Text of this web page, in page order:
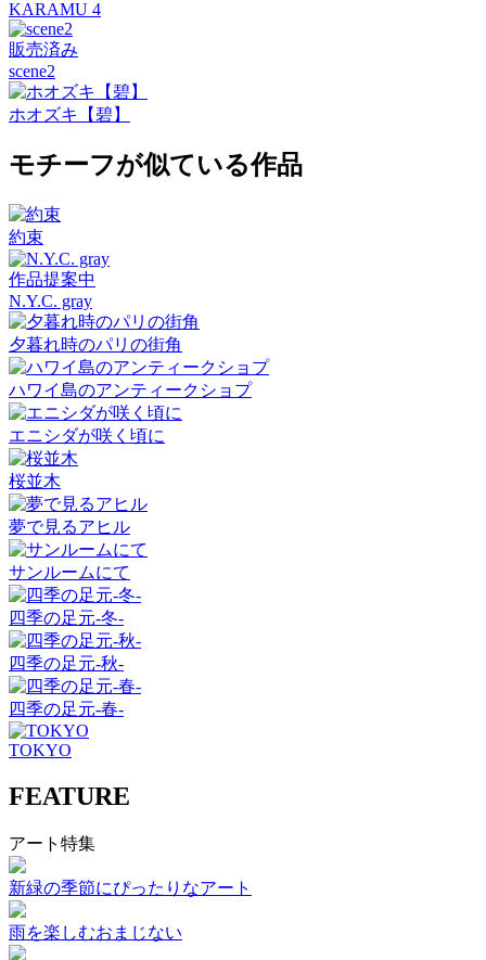
KARAMU 4
販売済み
scene2
ホオズキ【碧】
モチーフが似ている作品
約束
作品提案中
N.Y.C. gray
夕暮れ時のパリの街角
ハワイ島のアンティークショプ
エニシダが咲く頃に
桜並木
夢で見るアヒル
サンルームにて
四季の足元-冬-
四季の足元-秋-
四季の足元-春-
TOKYO
FEATURE
アート特集
新緑の季節にぴったりなアート
雨を楽しむおまじない